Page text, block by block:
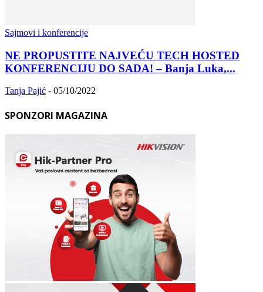
Sajmovi i konferencije
NE PROPUSTITE NAJVEĆU TECH HOSTED
KONFERENCIJU DO SADA! – Banja Luka,...
Tanja Pajić - 05/10/2022
SPONZORI MAGAZINA